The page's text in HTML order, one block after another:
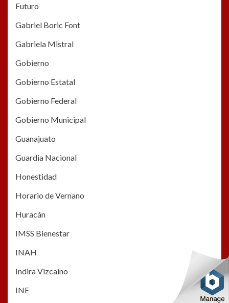
Futuro
Gabriel Boric Font
Gabriela Mistral
Gobierno
Gobierno Estatal
Gobierno Federal
Gobierno Municipal
Guanajuato
Guardia Nacional
Honestidad
Horario de Vernano
Huracán
IMSS Bienestar
INAH
Indira Vizcaíno
INE